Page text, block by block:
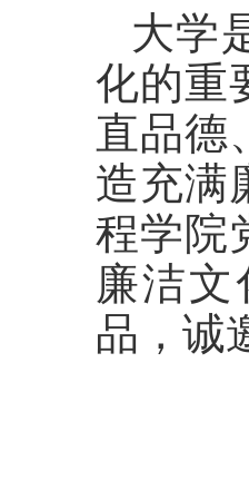
大学
化的重
直品德
造充满
程学院
廉洁
品，诚